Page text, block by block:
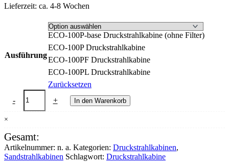
Lieferzeit: ca. 4-8 Wochen
Ausführung
ECO-100P-base Druckstrahlkabine (ohne Filter)
ECO-100P Druckstrahlkabine
ECO-100PF Druckstrahlkabine
ECO-100PL Druckstrahlkabine
Zurücksetzen
-
Druckstrahlkabine
ECO-
Contracor
+ In den Warenkorb
×
Gesamt:
Artikelnummer: n. a. Kategorien: Druckstrahlkabinen,
Sandstrahlkabinen Schlagwort: Druckstrahlkabine